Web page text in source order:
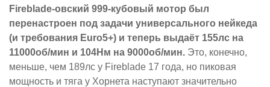
Fireblade-овский 999-кубовый мотор был
перенастроен под задачи универсального нейкеда
(и требования Euro5+) и теперь выдаёт 155лс на
11000об/мин и 104Нм на 9000об/мин. Это, конечно,
меньше, чем 189лс у Fireblade 17 года, но пиковая
мощность и тяга у Хорнета наступают значительно